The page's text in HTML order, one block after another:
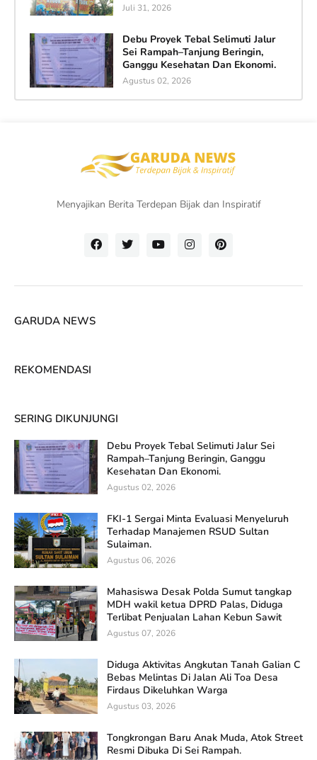
Juli 31, 2026
Debu Proyek Tebal Selimuti Jalur
Sei Rampah–Tanjung Beringin,
Ganggu Kesehatan Dan Ekonomi.
Agustus 02, 2026
Menyajikan Berita Terdepan Bijak dan Inspiratif
GARUDA NEWS
REKOMENDASI
SERING DIKUNJUNGI
Debu Proyek Tebal Selimuti Jalur Sei
Rampah–Tanjung Beringin, Ganggu
Kesehatan Dan Ekonomi.
Agustus 02, 2026
FKI-1 Sergai Minta Evaluasi Menyeluruh
Terhadap Manajemen RSUD Sultan
Sulaiman.
Agustus 06, 2026
Mahasiswa Desak Polda Sumut tangkap
MDH wakil ketua DPRD Palas, Diduga
Terlibat Penjualan Lahan Kebun Sawit
Agustus 07, 2026
Diduga Aktivitas Angkutan Tanah Galian C
Bebas Melintas Di Jalan Ali Toa Desa
Firdaus Dikeluhkan Warga
Agustus 03, 2026
Tongkrongan Baru Anak Muda, Atok Street
Resmi Dibuka Di Sei Rampah.